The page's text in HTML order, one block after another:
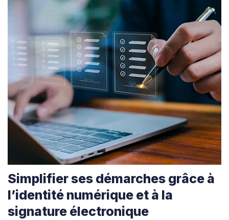
Simplifier ses démarches grâce à
l’identité numérique et à la
signature électronique